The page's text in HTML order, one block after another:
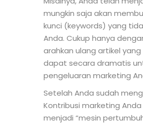
mungkin saja akan
kunci (keywords) yang
Anda. Cukup hanya
arahkan ulang artikel
dapat secara dramatis
pengeluaran marketing
Setelah Anda sudah
Kontribusi marketing
menjadi “mesin